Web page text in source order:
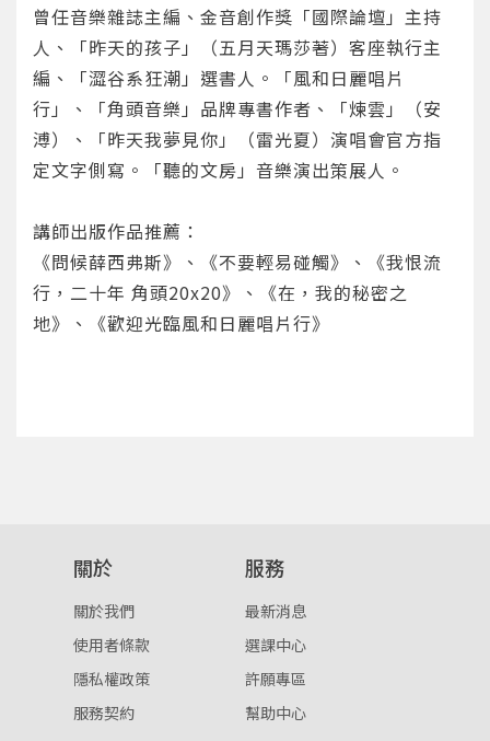
註冊
按下註冊即代表你同意我們的使用者條款
您將收到一封Email，請依照信件中的指示重新登
系統偵測到您的帳號重複登入，
確定
曾任音樂雜誌主編、金音創作獎「國際論壇」主持
人、「昨天的孩子」（五月天瑪莎著）客座執行主
編、「澀谷系狂潮」選書人。「風和日麗唱片
行」、「角頭音樂」品牌專書作者、「煉雲」（安
溥）、「昨天我夢見你」（雷光夏）演唱會官方指
定文字側寫。「聽的文房」音樂演出策展人。
講師出版作品推薦：
《問候薛西弗斯》、《不要輕易碰觸》、《我恨流
行，二十年 角頭20x20》、《在，我的秘密之
地》、《歡迎光臨風和日麗唱片行》
關於
關於我們
使用者條款
隱私權政策
服務契約
服務
最新消息
選課中心
許願專區
幫助中心